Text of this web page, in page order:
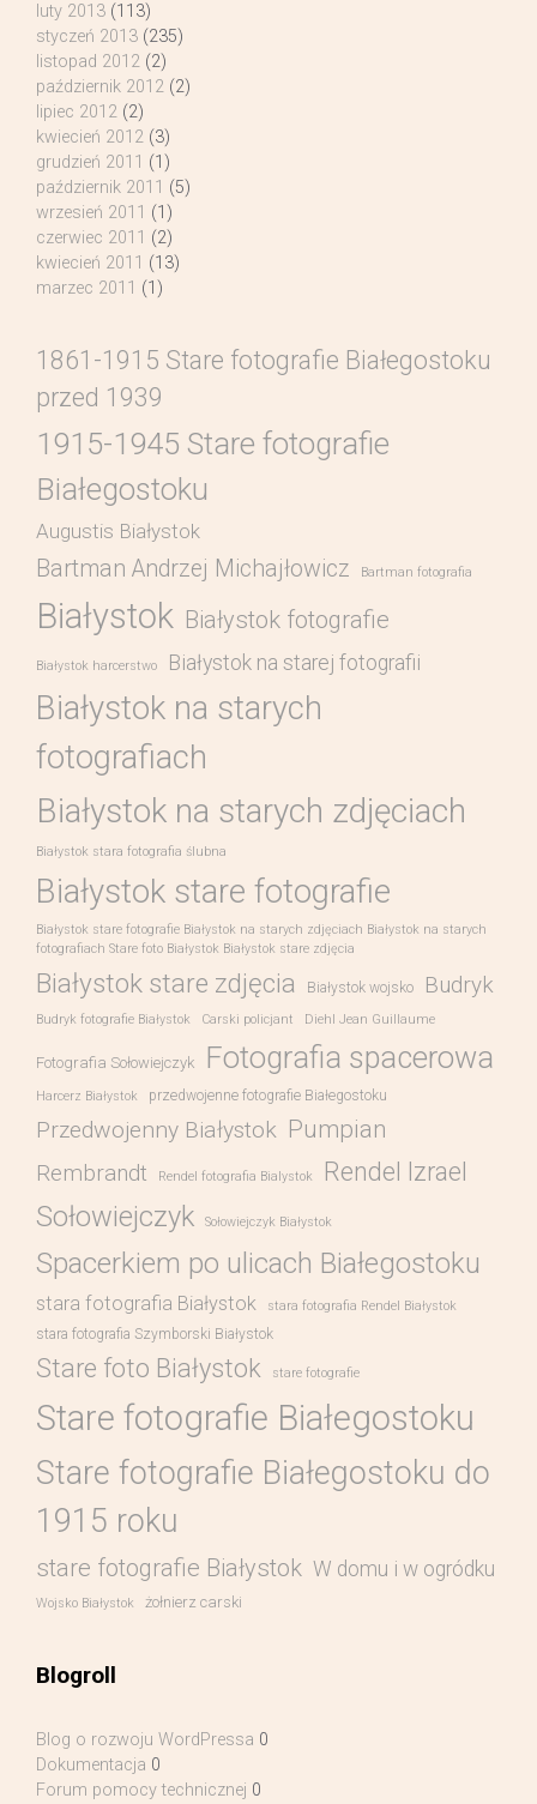
luty 2013 (113)
styczeń 2013 (235)
listopad 2012 (2)
październik 2012 (2)
lipiec 2012 (2)
kwiecień 2012 (3)
grudzień 2011 (1)
październik 2011 (5)
wrzesień 2011 (1)
czerwiec 2011 (2)
kwiecień 2011 (13)
marzec 2011 (1)
1861-1915 Stare fotografie Białegostoku
przed 1939
1915-1945 Stare fotografie
Białegostoku
Augustis Białystok
Bartman Andrzej Michajłowicz Bartman fotografia
Białystok Białystok fotografie
Białystok harcerstwo Białystok na starej fotografii
Białystok na starych
fotografiach
Białystok na starych zdjęciach
Białystok stara fotografia ślubna
Białystok stare fotografie
Białystok stare fotografie Białystok na starych zdjęciach Białystok na starych
fotografiach Stare foto Białystok Białystok stare zdjęcia
Białystok stare zdjęcia Białystok wojsko Budryk
Budryk fotografie Białystok Carski policjant Diehl Jean Guillaume
Fotografia Sołowiejczyk Fotografia spacerowa
Harcerz Białystok przedwojenne fotografie Białegostoku
Przedwojenny Białystok Pumpian
Rembrandt Rendel fotografia Bialystok Rendel Izrael
Sołowiejczyk Sołowiejczyk Białystok
Spacerkiem po ulicach Białegostoku
stara fotografia Białystok stara fotografia Rendel Białystok
stara fotografia Szymborski Białystok
Stare foto Białystok stare fotografie
Stare fotografie Białegostoku
Stare fotografie Białegostoku do
1915 roku
stare fotografie Białystok W domu i w ogródku
Wojsko Białystok żołnierz carski
Blogroll
Blog o rozwoju WordPressa 0
Dokumentacja 0
Forum pomocy technicznej 0